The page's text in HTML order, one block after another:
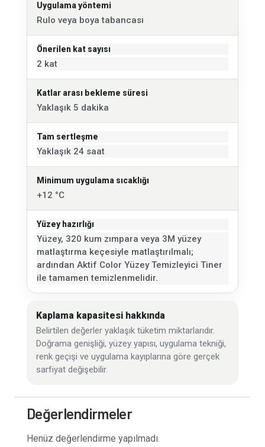
Uygulama yöntemi
Rulo veya boya tabancası
Önerilen kat sayısı
2 kat
Katlar arası bekleme süresi
Yaklaşık 5 dakika
Tam sertleşme
Yaklaşık 24 saat
Minimum uygulama sıcaklığı
+12 °C
Yüzey hazırlığı
Yüzey, 320 kum zımpara veya 3M yüzey
matlaştırma keçesiyle matlaştırılmalı;
ardından Aktif Color Yüzey Temizleyici Tiner
ile tamamen temizlenmelidir.
Kaplama kapasitesi hakkında
Belirtilen değerler yaklaşık tüketim miktarlarıdır.
Doğrama genişliği, yüzey yapısı, uygulama tekniği,
renk geçişi ve uygulama kayıplarına göre gerçek
sarfiyat değişebilir.
Değerlendirmeler
Henüz değerlendirme yapılmadı.